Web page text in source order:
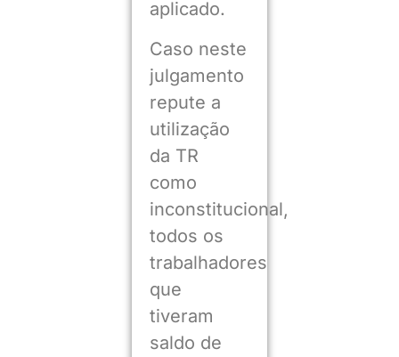
aplicado.
Caso neste
julgamento
repute a
utilização
da TR
como
inconstitucional,
todos os
trabalhadores
que
tiveram
saldo de